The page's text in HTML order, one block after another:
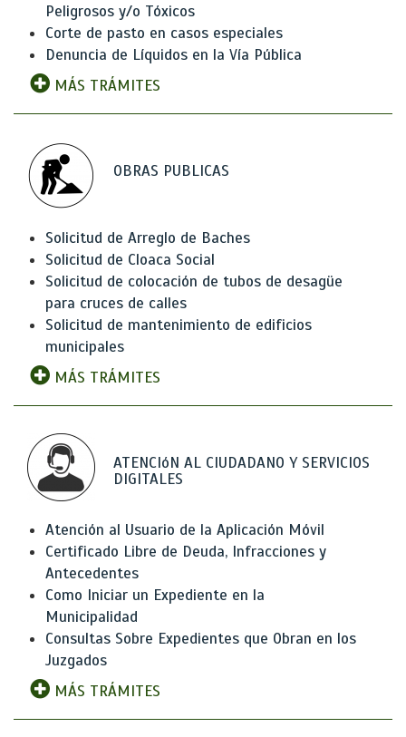
Peligrosos y/o Tóxicos
Corte de pasto en casos especiales
Denuncia de Líquidos en la Vía Pública
MÁS TRÁMITES
OBRAS PUBLICAS
Solicitud de Arreglo de Baches
Solicitud de Cloaca Social
Solicitud de colocación de tubos de desagüe
para cruces de calles
Solicitud de mantenimiento de edificios
municipales
MÁS TRÁMITES
ATENCIóN AL CIUDADANO Y SERVICIOS
DIGITALES
Atención al Usuario de la Aplicación Móvil
Certificado Libre de Deuda, Infracciones y
Antecedentes
Como Iniciar un Expediente en la
Municipalidad
Consultas Sobre Expedientes que Obran en los
Juzgados
MÁS TRÁMITES